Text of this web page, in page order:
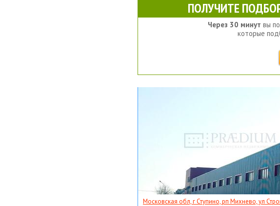
ПОЛУЧИТЕ
Через 30 минут вы
которые
Московская обл, г Ступино, рп Михнево, ул